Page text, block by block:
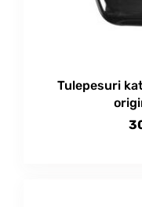
Tulepesuri